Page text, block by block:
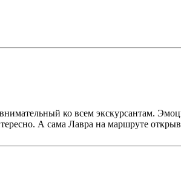
ко всем экскурсантам.
А сама Лавра на маршруте